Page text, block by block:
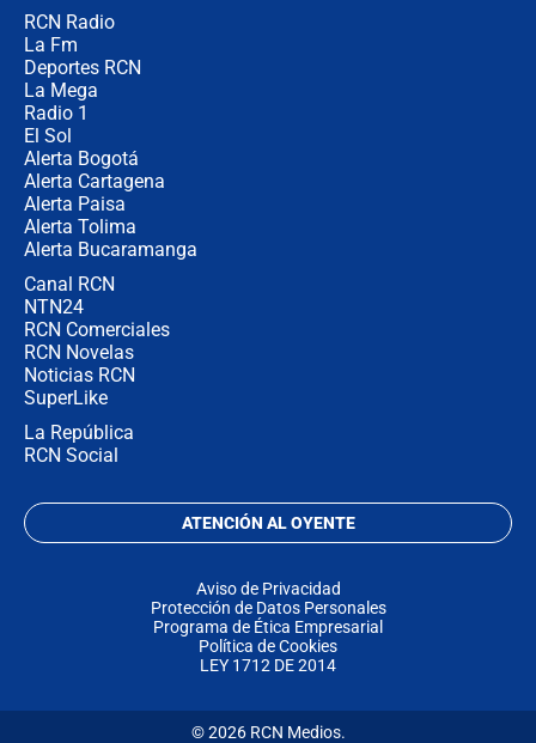
RCN Radio
La Fm
Deportes RCN
La Mega
Radio 1
El Sol
Alerta Bogotá
Alerta Cartagena
Alerta Paisa
Alerta Tolima
Alerta Bucaramanga
Canal RCN
NTN24
RCN Comerciales
RCN Novelas
Noticias RCN
SuperLike
La República
RCN Social
ATENCIÓN AL OYENTE
Aviso de Privacidad
Protección de Datos Personales
Programa de Ética Empresarial
Política de Cookies
LEY 1712 DE 2014
© 2026 RCN Medios.